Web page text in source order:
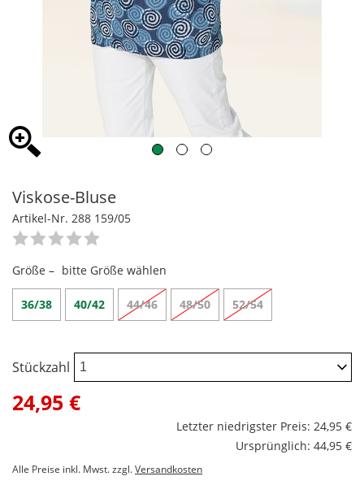
Viskose-Bluse
Artikel-Nr. 288 159/05
Größe – bitte Größe wählen
36/38 40/42 44/46 48/50 52/54
Stückzahl
24,95 €
Letzter niedrigster Preis: 24,95 €
Ursprünglich: 44,95 €
Alle Preise inkl. Mwst. zzgl.Versandkosten